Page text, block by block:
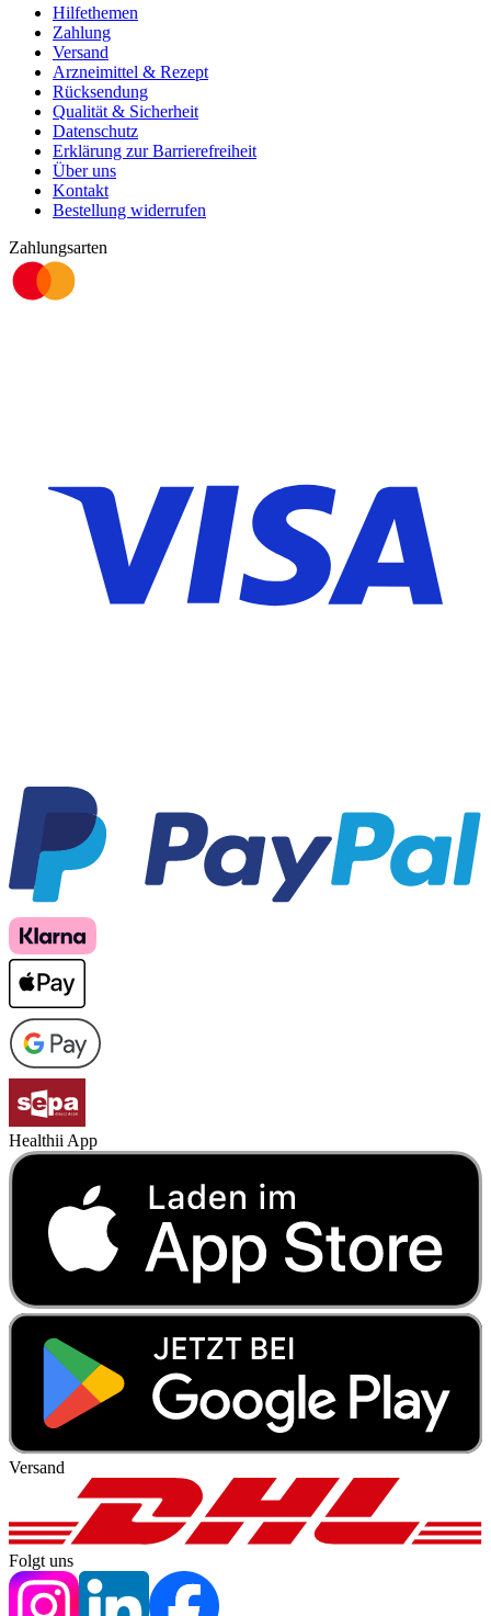
Hilfethemen
Zahlung
Versand
Arzneimittel & Rezept
Rücksendung
Qualität & Sicherheit
Datenschutz
Erklärung zur Barrierefreiheit
Über uns
Kontakt
Bestellung widerrufen
Zahlungsarten
Healthii App
Versand
Folgt uns